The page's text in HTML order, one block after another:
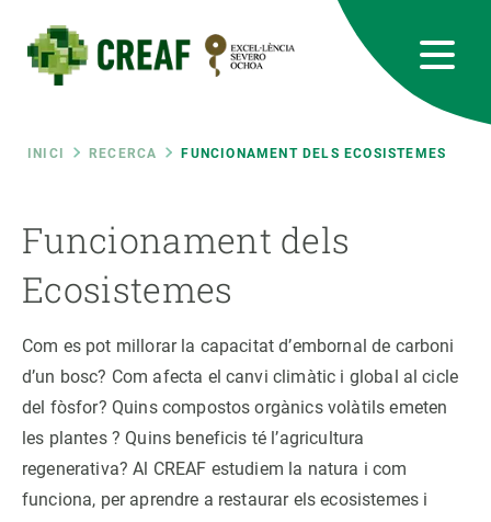
contingut
Fil
d'ariadna
INICI RECERCA FUNCIONAMENT DELS ECOSISTEMES
Funcionament dels
Ecosistemes
Com es pot millorar la capacitat d’embornal de carboni
d’un bosc? Com afecta el canvi climàtic i global al cicle
del fòsfor? Quins compostos orgànics volàtils emeten
les plantes ? Quins beneficis té l’agricultura
regenerativa? Al CREAF estudiem la natura i com
funciona, per aprendre a restaurar els ecosistemes i
RRSS
Featured
responsive
Responsive
menu
RECERCA
CIÈNCIA EN ACCIÓ
UNEIX-TE A NOSALTRES